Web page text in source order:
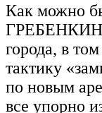
Как можно
города, в
тактику
по новым
все упорно